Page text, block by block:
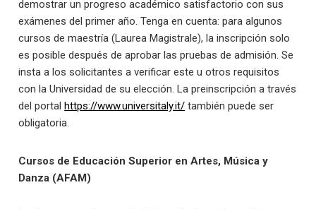
demostrar un progreso académico satisfactorio con sus
exámenes del primer año. Tenga en cuenta: para algunos
cursos de maestría (Laurea Magistrale), la inscripción solo
es posible después de aprobar las pruebas de admisión. Se
insta a los solicitantes a verificar este u otros requisitos
con la Universidad de su elección. La preinscripción a través
del portalhttps://www.universitaly.it/ también puede ser
obligatoria.
Cursos de Educación Superior en Artes, Música y
Danza (AFAM)